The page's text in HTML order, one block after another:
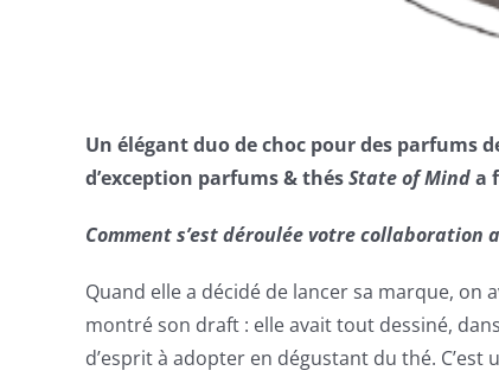
Un élégant duo de choc pour des parfums
d’exception parfums & thésState of Minda
Comment s’est déroulée votre collaboration
Quand elle a décidé de lancer sa marque, on
montré son draft : elle avait tout dessiné,
d’esprit à adopter en dégustant du thé. C’est